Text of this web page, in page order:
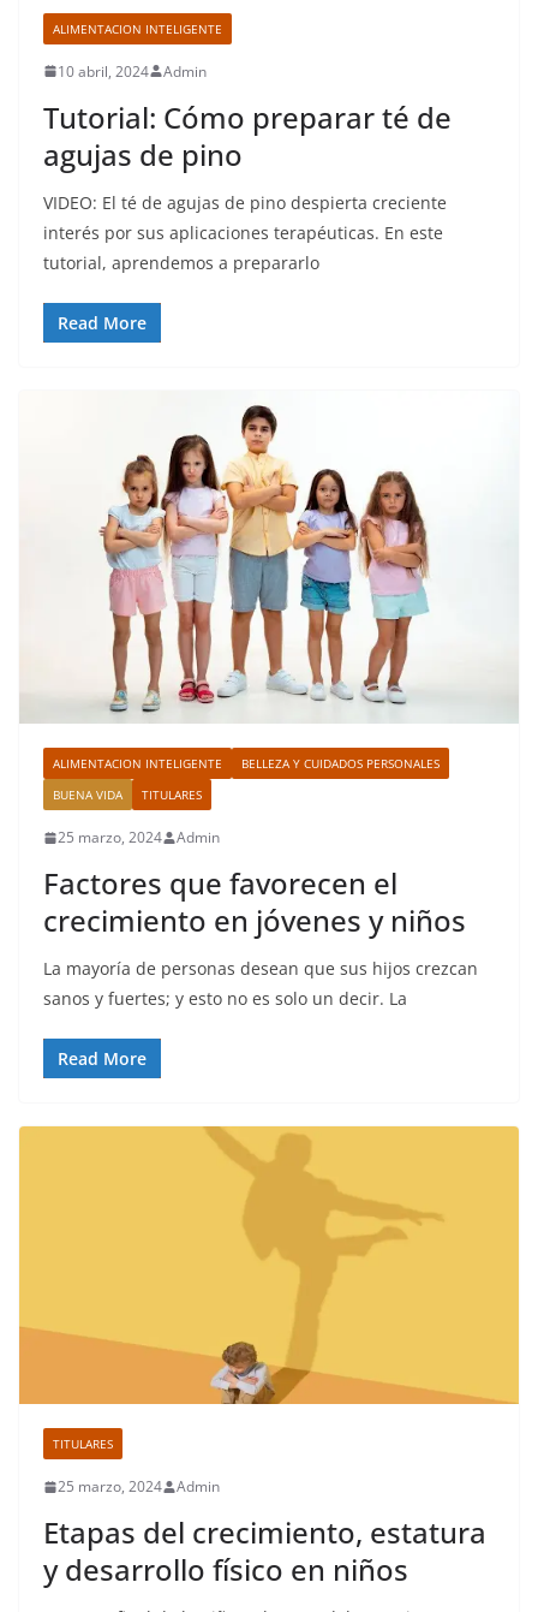
ALIMENTACION INTELIGENTE
10 abril, 2024 Admin
Tutorial: Cómo preparar té de
agujas de pino
VIDEO: El té de agujas de pino despierta creciente
interés por sus aplicaciones terapéuticas. En este
tutorial, aprendemos a prepararlo
Read More
ALIMENTACION INTELIGENTE
BELLEZA Y CUIDADOS PERSONALES
BUENA VIDA
TITULARES
25 marzo, 2024 Admin
Factores que favorecen el
crecimiento en jóvenes y niños
La mayoría de personas desean que sus hijos crezcan
sanos y fuertes; y esto no es solo un decir. La
Read More
TITULARES
25 marzo, 2024 Admin
Etapas del crecimiento, estatura
y desarrollo físico en niños